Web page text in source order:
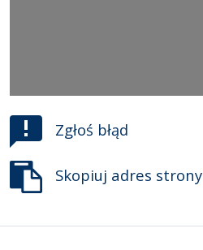
Zgłoś błąd
Skopiuj adres strony